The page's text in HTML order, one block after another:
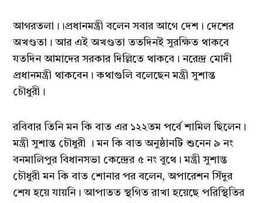
আগরতলা।।প্রধানমন্ত্রী বলেন সবার আগে দেশ। দেশের
অখণ্ডতা। আর এই অখণ্ডতা ততদিনই সুরক্ষিত থাকবে
যতদিন আমাদের সরকার দিল্লিতে থাকবে। নরেন্দ্র মোদী
প্রধানমন্ত্রী থাকবেন। কথাগুলি বলেছেন মন্ত্রী সুশান্ত
চৌধুরী।
রবিবার তিনি মন কি বাত এর ১২২তম পর্বে শামিল ছিলেন।
মন্ত্রী সুশান্ত চৌধুরী । মন কি বাত অনুষ্ঠানটি শুনেন ৯ নং
বনমালিপুর বিধানসভা কেন্দ্রের ৫ নং বুথে। মন্ত্রী সুশান্ত
চৌধুরী মন কি বাত শোনার পর বলেন, অপারেশন সিঁদুর
শেষ হয়ে যায়নি। আপাতত স্থগিত রাখা হয়েছে পরিস্থিতির